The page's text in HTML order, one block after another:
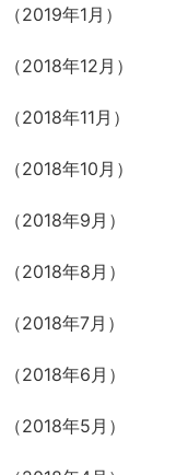
2019年1月）
2018年12月）
2018年11月）
2018年10月）
2018年9月）
2018年8月）
2018年7月）
2018年6月）
2018年5月）